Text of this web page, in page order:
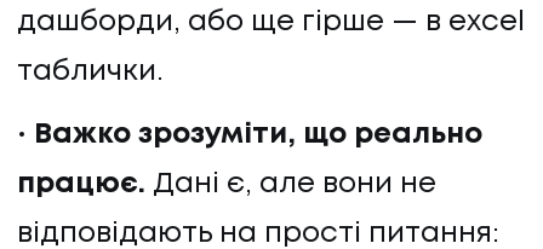
дашборди, або ще гірше — в excel
таблички.
Важко зрозуміти, що реально
працює. Дані є, але вони не
відповідають на прості питання:
КЛІЄНТИ
КОНТАКТИ